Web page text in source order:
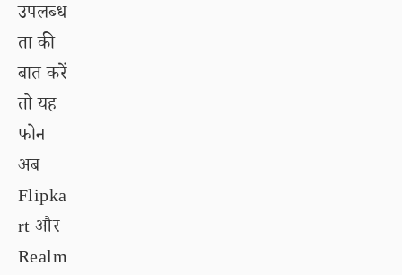
उपलब्ध
ता की
बात करें
तो यह
फोन
अब
Flipka
rt और
Realm